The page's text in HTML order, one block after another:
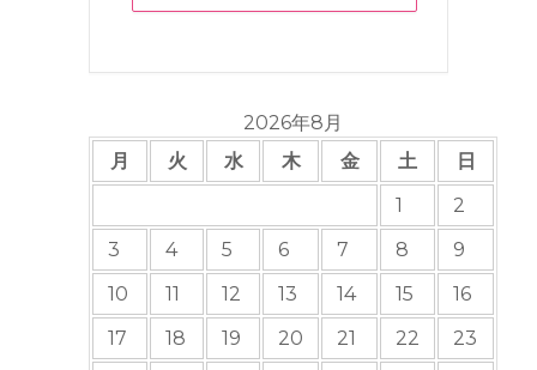
2026年8月
月
火 水 木 金 土
日
1
2
3
4 5 6 7 8
9
10
11 12 13 14 15
16
17
18 19 20 21 22
23